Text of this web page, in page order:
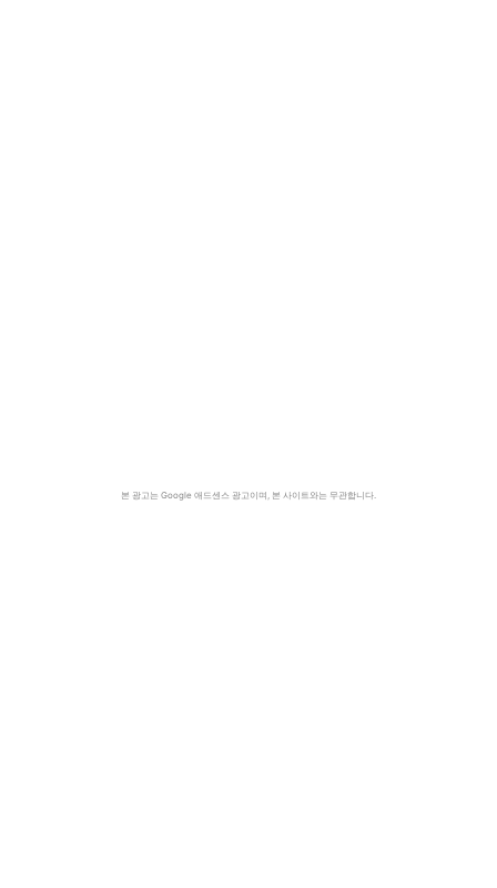
본 광고는 Google 애드센스 광고이며, 본 사이트와는 무관합니다.